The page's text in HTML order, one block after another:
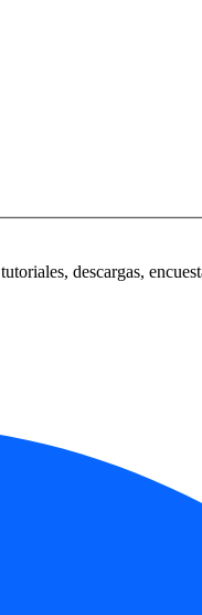
descargas,